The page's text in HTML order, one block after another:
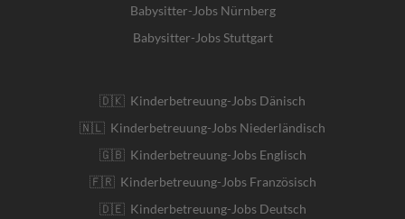
Babysitter-Jobs Nürnberg
Babysitter-Jobs Stuttgart
🇩🇰 Kinderbetreuung-Jobs Dänisch
🇳🇱 Kinderbetreuung-Jobs Niederländisch
🇬🇧 Kinderbetreuung-Jobs Englisch
🇫🇷 Kinderbetreuung-Jobs Französisch
🇩🇪 Kinderbetreuung-Jobs Deutsch